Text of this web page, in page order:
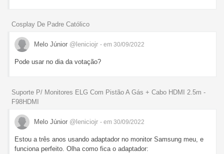
Cosplay De Padre Católico
Melo Júnior @leniciojr - em 30/09/2022
Pode usar no dia da votação?
Suporte P/ Monitores ELG Com Pistão A Gás + Cabo HDMI 2.5m -
F98HDMI
Melo Júnior @leniciojr - em 30/09/2022
Estou a três anos usando adaptador no monitor Samsung meu, e
funciona perfeito. Olha como fica o adaptador: